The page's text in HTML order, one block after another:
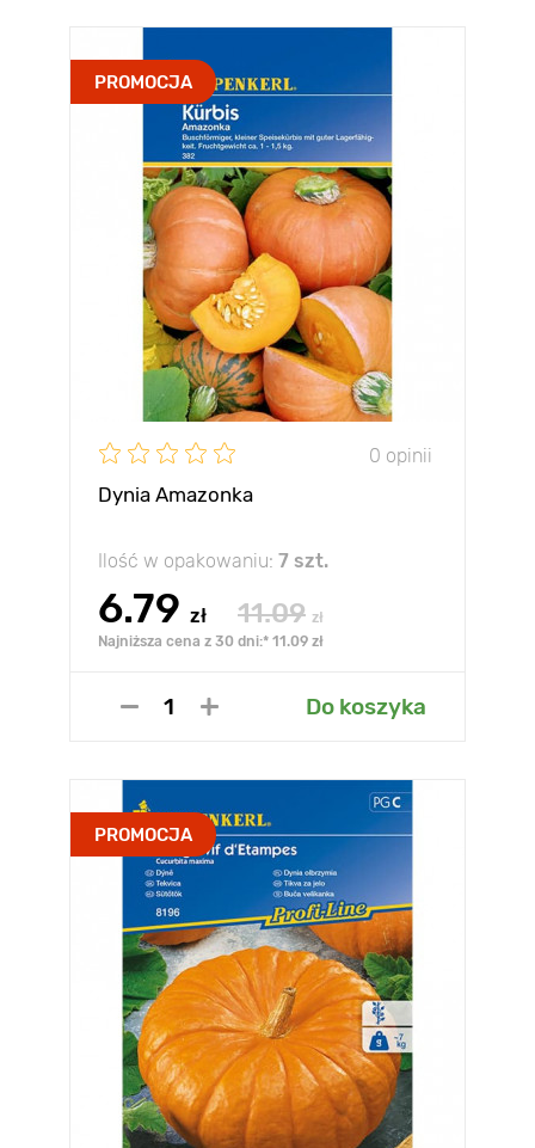
PROMOCJA
0 opinii
Dynia Amazonka
Ilość w opakowaniu: 7 szt.
6.79 zł 11.09 zł
Najniższa cena z 30 dni:* 11.09 zł
Do koszyka
PROMOCJA